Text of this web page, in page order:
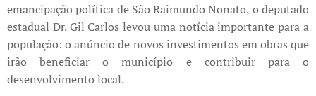
emancipação política de São Raimundo Nonato, o deputado
estadual Dr. Gil Carlos levou uma notícia importante para a
população: o anúncio de novos investimentos em obras que
irão beneficiar o município e contribuir para o
desenvolvimento local.